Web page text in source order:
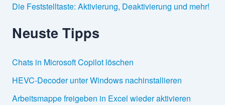
Die Feststelltaste: Aktivierung, Deaktivierung und mehr!
Neuste Tipps
Chats in Microsoft Copilot löschen
HEVC-Decoder unter Windows nachinstallieren
Arbeitsmappe freigeben in Excel wieder aktivieren